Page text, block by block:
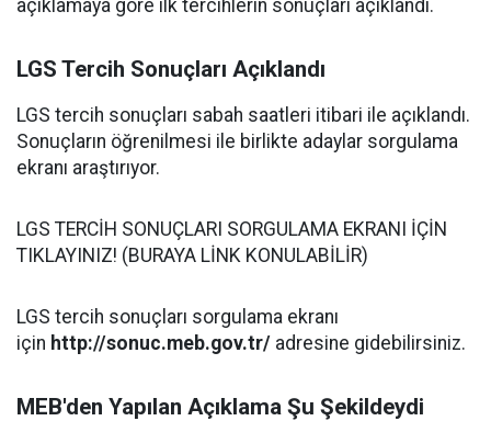
açıklamaya göre ilk tercihlerin sonuçları açıklandı.
LGS Tercih Sonuçları Açıklandı
LGS tercih sonuçları sabah saatleri itibari ile açıklandı.
Sonuçların öğrenilmesi ile birlikte adaylar sorgulama
ekranı araştırıyor.
LGS TERCİH SONUÇLARI SORGULAMA EKRANI İÇİN
TIKLAYINIZ! (BURAYA LİNK KONULABİLİR)
LGS tercih sonuçları sorgulama ekranı
için http://sonuc.meb.gov.tr/ adresine gidebilirsiniz.
MEB'den Yapılan Açıklama Şu Şekildeydi